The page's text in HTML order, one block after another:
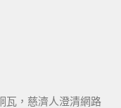
瓦，慈濟人澄清網路